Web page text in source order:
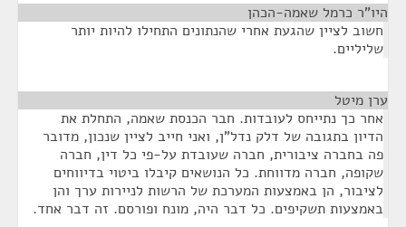
היו"ר כרמל שאמה-הכהן
חשוב לציין שהגעת אחרי שהנתונים התחילו להיות יותר
שליליים.
ערן מיטל
אחר כך נתייחס לעובדות. חבר הכנסת שאמה, התחלת את
הדיון בתגובה של דלק נדל"ן, ואני חייב לציין שנכון, מדובר
פה בחברה ציבורית, חברה שעובדת על-פי כל דין, חברה
שקופה, חברה מדווחת. כל הנושאים קיבלו ביטוי בדיווחים
לציבור, הן באמצעות המערכת של הרשות לניירות ערך והן
באמצעות תשקיפים. כל דבר היה, מונח ופורסם. זה דבר אחד.